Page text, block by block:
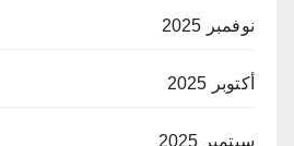
نوفمبر 2025
أكتوبر 2025
سبتمبر 2025